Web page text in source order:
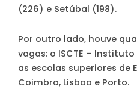
(226) e Setúbal (198).
Por outro lado, houve
vagas: o ISCTE –
as escolas superiores de
Coimbra, Lisboa e Porto.